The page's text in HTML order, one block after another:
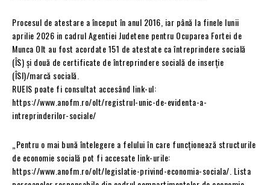
Procesul de atestare a început în anul 2016, iar până la finele lunii
aprilie 2026 in cadrul Agentiei Judetene pentru Ocuparea Fortei de
Munca Olt au fost acordate 151 de atestate ca întreprindere socială
(ÎS) și două de certificate de întreprindere socială de inserție
(ÎSI)/marcă socială.
RUEIS poate fi consultat accesând link-ul:
https://www.anofm.ro/olt/registrul-unic-de-evidenta-a-
intreprinderilor-sociale/
„Pentru o mai bună întelegere a felului în care funcționează structurile
de economie socială pot fi accesate link-urile:
https://www.anofm.ro/olt/legislatie-privind-economia-sociala/. Lista